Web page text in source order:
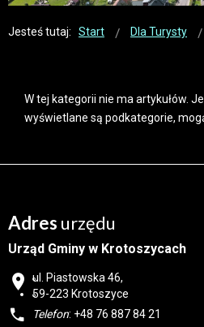
Jesteś tutaj: Start Dla Turysty
W tej kategorii nie ma artykułów.
wyświetlane są podkategorie,
Adres urzędu
Urząd Gminy w Krotoszycach
ul. Piastowska 46,
59-223 Krotoszyce
Telefon: +48 76 887 84 21